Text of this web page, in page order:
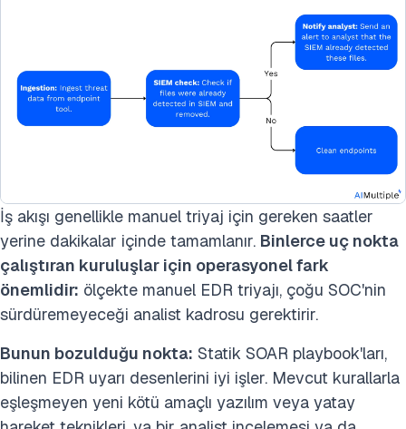
İş akışı genellikle manuel triyaj için gereken saatler
yerine dakikalar içinde tamamlanır. Binlerce uç nokta
çalıştıran kuruluşlar için operasyonel fark
önemlidir: ölçekte manuel EDR triyajı, çoğu SOC'nin
sürdüremeyeceği analist kadrosu gerektirir.
Bunun bozulduğu nokta: Statik SOAR playbook'ları,
bilinen EDR uyarı desenlerini iyi işler. Mevcut kurallarla
eşleşmeyen yeni kötü amaçlı yazılım veya yatay